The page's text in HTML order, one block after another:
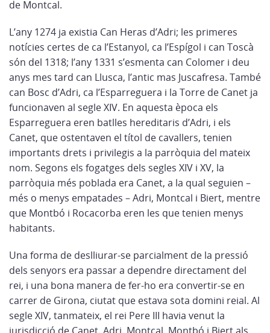
de Montcal.
L’any 1274 ja existia Can Heras d’Adri; les primeres
notícies certes de ca l’Estanyol, ca l’Espígol i can Toscà
són del 1318; l’any 1331 s’esmenta can Colomer i deu
anys mes tard can Llusca, l’antic mas Juscafresa. També
can Bosc d’Adri, ca l’Esparreguera i la Torre de Canet ja
funcionaven al segle XIV. En aquesta època els
Esparreguera eren batlles hereditaris d’Adri, i els
Canet, que ostentaven el títol de cavallers, tenien
importants drets i privilegis a la parròquia del mateix
nom. Segons els fogatges dels segles XIV i XV, la
parròquia més poblada era Canet, a la qual seguien –
més o menys empatades – Adri, Montcal i Biert, mentre
que Montbó i Rocacorba eren les que tenien menys
habitants.
Una forma de deslliurar-se parcialment de la pressió
dels senyors era passar a dependre directament del
rei, i una bona manera de fer-ho era convertir-se en
carrer de Girona, ciutat que estava sota domini reial. Al
segle XIV, tanmateix, el rei Pere III havia venut la